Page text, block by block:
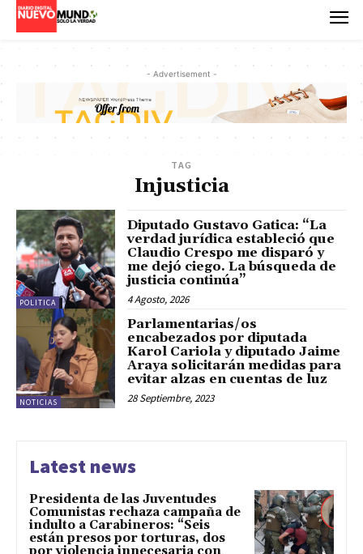
- Advertisement -
TAG
Injusticia
POLITICA
Diputado Gustavo Gatica: “La
verdad jurídica estableció que
Claudio Crespo me disparó y
me dejó ciego. La búsqueda de
justicia continúa”
4 Agosto, 2026
NOTICIAS
Parlamentarias/os
encabezados por diputada
Karol Cariola y diputado Jaime
Araya solicitarán medidas para
evitar alzas en cuentas de luz
28 Septiembre, 2023
Latest news
Presidenta de las Juventudes
Comunistas rechaza campaña de
indulto a Carabineros: “Seis
están presos por torturas, dos